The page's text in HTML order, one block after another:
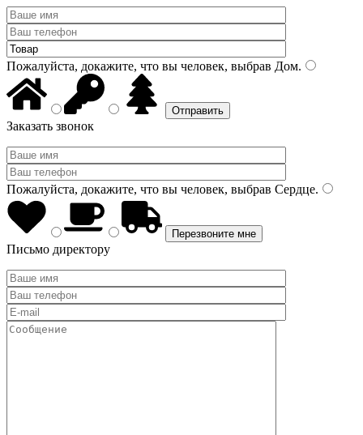
Пожалуйста, докажите, что вы человек, выбрав Дом.
Заказать звонок
Пожалуйста, докажите, что вы человек, выбрав Сердце.
Письмо директору